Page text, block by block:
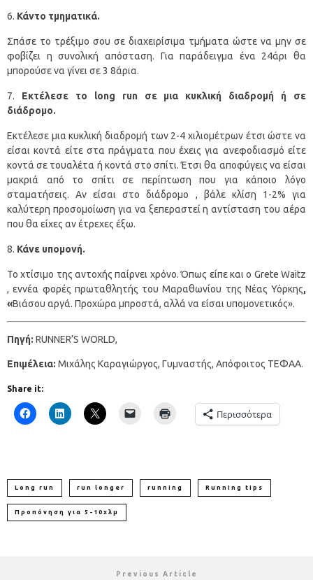
Κάντο τμηματικά.
Σπάσε το τρέξιμο σου σε διαχειρίσιμα τμήματα ώστε να μην σε
φοβίζει η συνολική απόσταση. Για παράδειγμα ένα 24άρι θα
μπορούσε να γίνει σε 3 8άρια.
Εκτέλεσε το long run
σε μια κυκλική διαδρομή ή σε
διάδρομο.
Εκτέλεσε μια κυκλική διαδρομή των 2-4 χιλιομέτρων έτσι ώστε να
είσαι κοντά είτε στα πράγματα που έχεις για ανεφοδιασμό είτε
κοντά σε τουαλέτα ή κοντά στο σπίτι. Έτσι θα αποφύγεις να είσαι
μακριά από το σπίτι σε περίπτωση που για κάποιο λόγο
σταματήσεις. Αν είσαι στο διάδρομο , βάλε κλίση 1-2% για
καλύτερη προσομοίωση για να ξεπεραστεί η αντίσταση του αέρα
που θα είχες αν έτρεχες έξω.
Κάνε υπομονή.
Το χτίσιμο της αντοχής παίρνει χρόνο. Όπως είπε και ο Grete Waitz
, εννέα φορές πρωταθλητής του Μαραθωνίου της Νέας Υόρκης,
«Βιάσου αργά. Προχώρα μπροστά, αλλά να είσαι υπομονετικός».
Πηγή: RUNNER’S WORLD,
Επιμέλεια: Μιχάλης Καραγιώργος, Γυμναστής, Απόφοιτος ΤΕΦΑΑ.
Share it:
Περισσότερα
Long run run longer running Running tips
Προπόνηση για 5-10χλμ
Previous Article